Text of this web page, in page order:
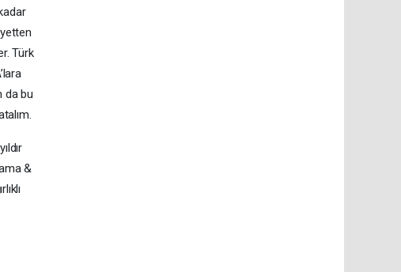
Türk
da bu
&